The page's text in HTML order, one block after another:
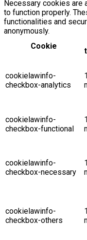
Necessary cookies
to function properly.
functionalities and
anonymously.
Cookie
cookielawinfo-
checkbox-analytics
cookielawinfo-
checkbox-functional
cookielawinfo-
checkbox-necessary
cookielawinfo-
checkbox-others